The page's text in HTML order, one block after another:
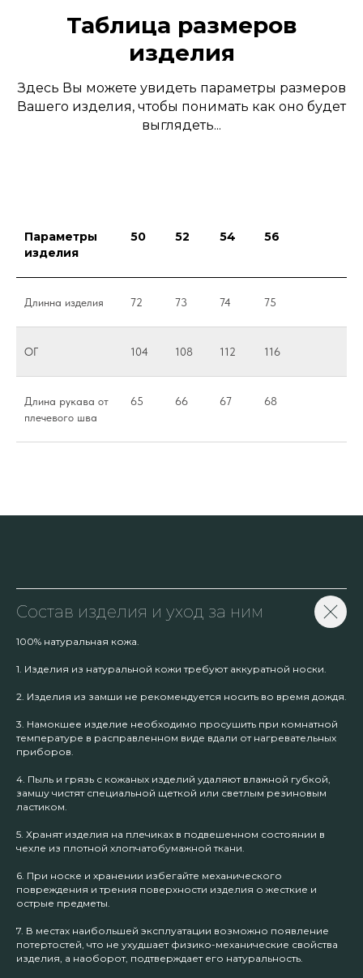
Таблица размеров
изделия
Здесь Вы можете увидеть параметры размеров
Вашего изделия, чтобы понимать как оно будет
выглядеть...
Параметры
изделия
50 52 54 56
Длинна изделия 72 73 74 75
ОГ 104 108 112 116
Длина рукава от
плечевого шва
65 66 67 68
Состав изделия и уход за ним
100% натуральная кожа.
1. Изделия из натуральной кожи требуют аккуратной носки.
2. Изделия из замши не рекомендуется носить во время дождя.
3. Намокшее изделие необходимо просушить при комнатной
температуре в расправленном виде вдали от нагревательных
приборов.
4. Пыль и грязь с кожаных изделий удаляют влажной губкой,
замшу чистят специальной щеткой или светлым резиновым
ластиком.
5. Хранят изделия на плечиках в подвешенном состоянии в
чехле из плотной хлопчатобумажной ткани.
6. При носке и хранении избегайте механического
повреждения и трения поверхности изделия о жесткие и
острые предметы.
7. В местах наибольшей эксплуатации возможно появление
потертостей, что не ухудшает физико-механические свойства
изделия, а наоборот, подтверждает его натуральность.